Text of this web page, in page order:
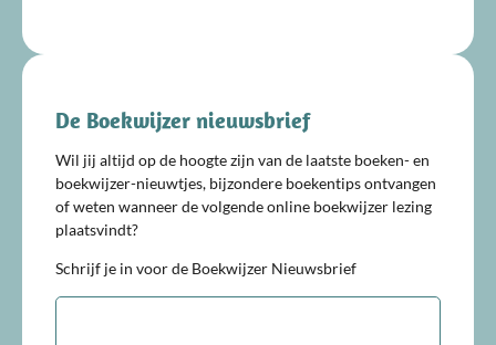
De Boekwijzer nieuwsbrief
Wil jij altijd op de hoogte zijn van de laatste boeken- en
boekwijzer-nieuwtjes, bijzondere boekentips ontvangen
of weten wanneer de volgende online boekwijzer lezing
plaatsvindt?
Schrijf je in voor de Boekwijzer Nieuwsbrief
E-